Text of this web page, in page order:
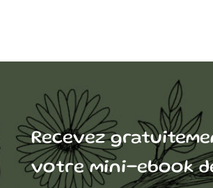
Recevez
votre mini-ebook